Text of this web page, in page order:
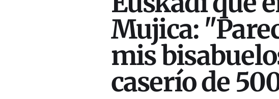
Mujica:
mis
caserío de